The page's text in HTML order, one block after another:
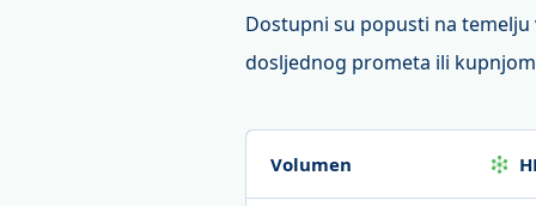
Dostupni su popusti na
dosljednog prometa ili
Volumen